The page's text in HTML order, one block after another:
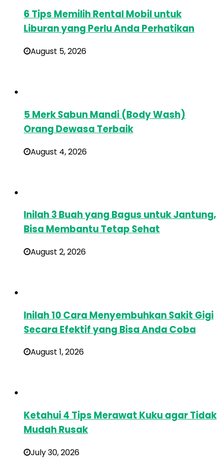
6 Tips Memilih Rental Mobil untuk
Liburan yang Perlu Anda Perhatikan
August 5, 2026
5 Merk Sabun Mandi (Body Wash)
Orang Dewasa Terbaik
August 4, 2026
Inilah 3 Buah yang Bagus untuk Jantung,
Bisa Membantu Tetap Sehat
August 2, 2026
Inilah 10 Cara Menyembuhkan Sakit Gigi
Secara Efektif yang Bisa Anda Coba
August 1, 2026
Ketahui 4 Tips Merawat Kuku agar Tidak
Mudah Rusak
July 30, 2026